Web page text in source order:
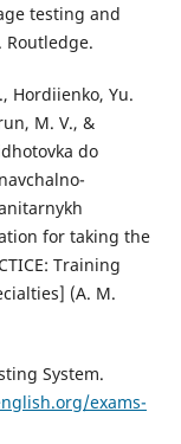
testing and
Routledge.
Hordiienko, Yu.
M. V., &
do
for taking the
Training
(A. M.
System.
exams-